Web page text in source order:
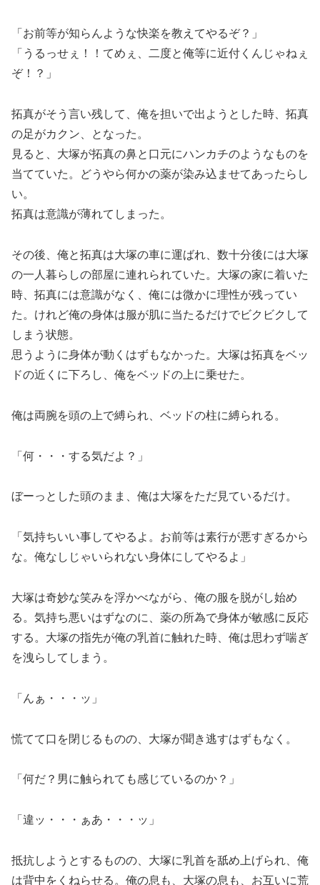
「お前等が知らんような快楽を教えてやるぞ？」
「うるっせぇ！！てめぇ、二度と俺等に近付くんじゃねぇ
ぞ！？」
拓真がそう言い残して、俺を担いで出ようとした時、拓真
の足がカクン、となった。
見ると、大塚が拓真の鼻と口元にハンカチのようなものを
当てていた。どうやら何かの薬が染み込ませてあったらし
い。
拓真は意識が薄れてしまった。
その後、俺と拓真は大塚の車に運ばれ、数十分後には大塚
の一人暮らしの部屋に連れられていた。大塚の家に着いた
時、拓真には意識がなく、俺には微かに理性が残ってい
た。けれど俺の身体は服が肌に当たるだけでビクビクして
しまう状態。
思うように身体が動くはずもなかった。大塚は拓真をベッ
ドの近くに下ろし、俺をベッドの上に乗せた。
俺は両腕を頭の上で縛られ、ベッドの柱に縛られる。
「何・・・する気だよ？」
ぼーっとした頭のまま、俺は大塚をただ見ているだけ。
「気持ちいい事してやるよ。お前等は素行が悪すぎるから
な。俺なしじゃいられない身体にしてやるよ」
大塚は奇妙な笑みを浮かべながら、俺の服を脱がし始め
る。気持ち悪いはずなのに、薬の所為で身体が敏感に反応
する。大塚の指先が俺の乳首に触れた時、俺は思わず喘ぎ
を洩らしてしまう。
「んぁ・・・ッ」
慌てて口を閉じるものの、大塚が聞き逃すはずもなく。
「何だ？男に触られても感じているのか？」
「違ッ・・・ぁあ・・・ッ」
抵抗しようとするものの、大塚に乳首を舐め上げられ、俺
は背中をくねらせる。俺の息も、大塚の息も、お互いに荒